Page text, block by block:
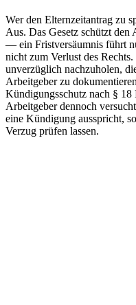
Wer den Elternzeitantrag zu
Aus. Das Gesetz schützt
— ein Fristversäumnis führt
nicht zum Verlust des
unverzüglich nachzuholen,
Arbeitgeber zu
Kündigungsschutz nach §
Arbeitgeber dennoch
eine Kündigung ausspricht,
Verzug prüfen lassen.